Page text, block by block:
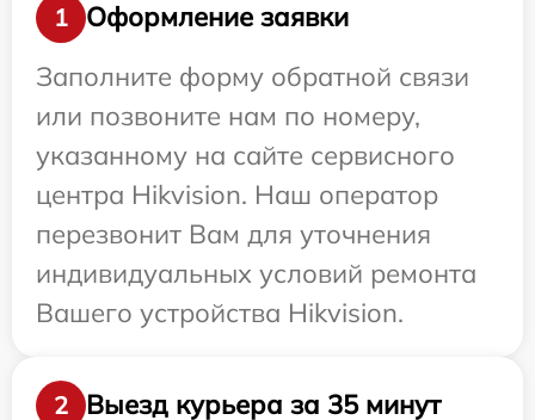
1
Оформление заявки
Заполните форму обратной связи
или позвоните нам по номеру,
указанному на сайте сервисного
центра Hikvision. Наш оператор
перезвонит Вам для уточнения
индивидуальных условий ремонта
Вашего устройства Hikvision.
2
Выезд курьера за 35 минут